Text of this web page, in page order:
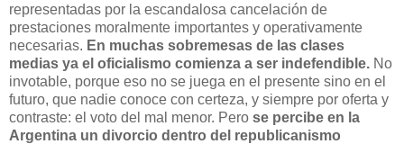
representadas por la escandalosa cancelación de
prestaciones moralmente importantes y operativamente
necesarias. En muchas sobremesas de las clases
medias ya el oficialismo comienza a ser indefendible. No
invotable, porque eso no se juega en el presente sino en el
futuro, que nadie conoce con certeza, y siempre por oferta y
contraste: el voto del mal menor. Pero se percibe en la
Argentina un divorcio dentro del republicanismo